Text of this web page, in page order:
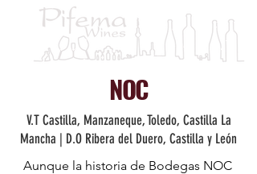
NOC
V.T Castilla, Manzaneque, Toledo, Castilla La
Mancha | D.O Ribera del Duero, Castilla y León
Aunque la historia de Bodegas NOC